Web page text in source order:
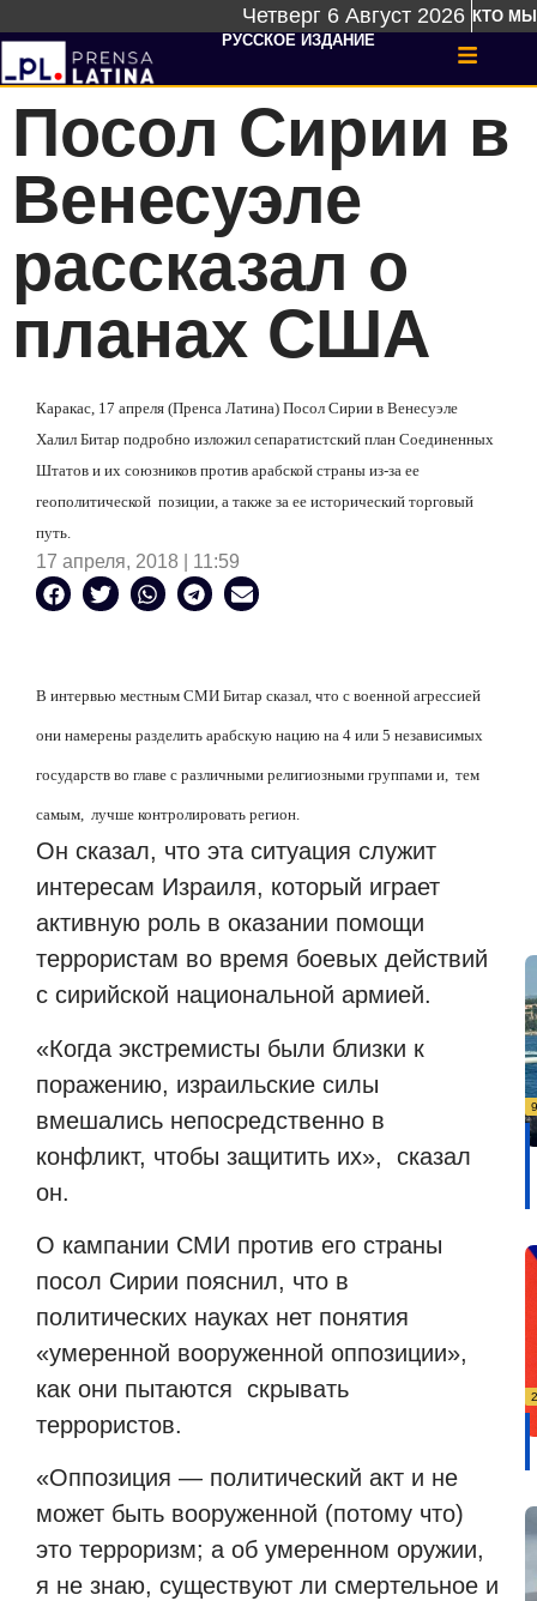
Четверг 6 Август 2026 КТО МЫ
РУССКОЕ ИЗДАНИЕ
Посол Сирии в
Венесуэле
рассказал о
планах США
Каракас, 17 апреля (Пренса Латина) Посол Сирии в Венесуэле
Халил Битар подробно изложил сепаратистский план Соединенных
Штатов и их союзников против арабской страны из-за ее
геополитической позиции, а также за ее исторический торговый
путь.
17 апреля, 2018 | 11:59
В интервью местным СМИ Битар сказал, что с военной агрессией
они намерены разделить арабскую нацию на 4 или 5 независимых
государств во главе с различными религиозными группами и, тем
самым, лучше контролировать регион.
Он сказал, что эта ситуация служит
интересам Израиля, который играет
активную роль в оказании помощи
террористам во время боевых действий
с сирийской национальной армией.
«Когда экстремисты были близки к
поражению, израильские силы
вмешались непосредственно в
конфликт, чтобы защитить их», сказал
он.
О кампании СМИ против его страны
посол Сирии пояснил, что в
политических науках нет понятия
«умеренной вооруженной оппозиции»,
как они пытаются скрывать
террористов.
«Оппозиция — политический акт и не
может быть вооруженной (потому что)
это терроризм; а об умеренном оружии,
я не знаю, существуют ли смертельное и